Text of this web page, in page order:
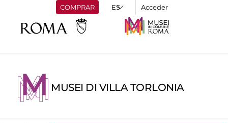
COMPRAR Acceder
MUSEI DI VILLA TORLONIA